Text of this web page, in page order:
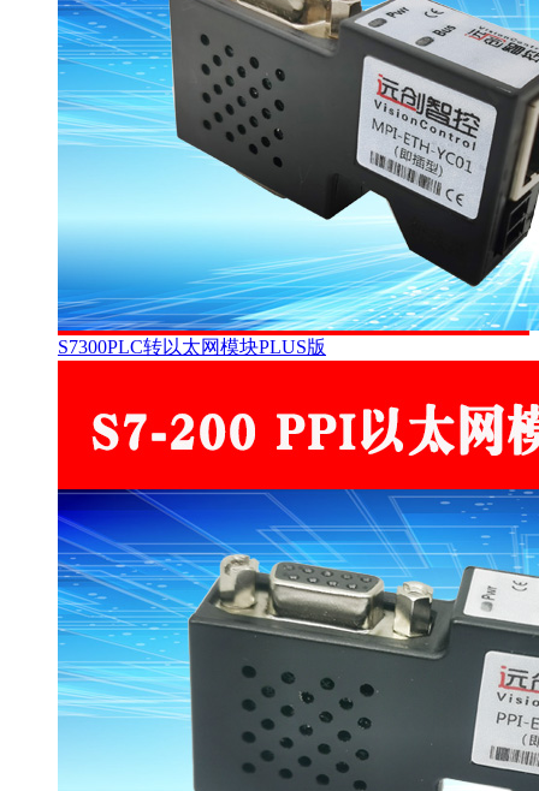
S7300PLC转以太网模块PLUS版